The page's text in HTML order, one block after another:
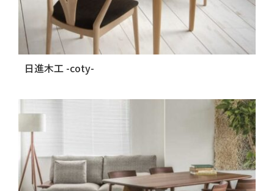
日進木工 -coty-